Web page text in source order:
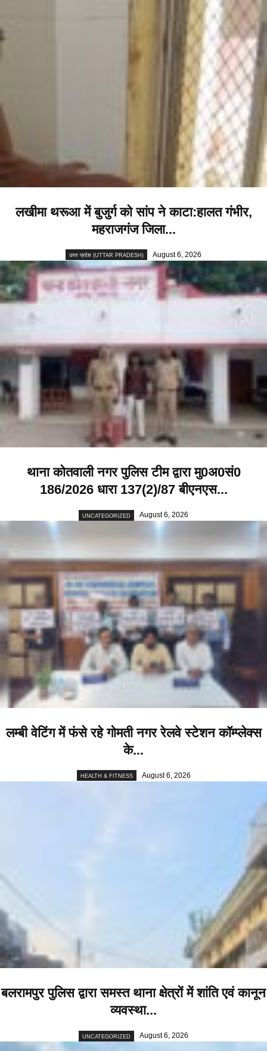
लखीमा थरूआ में बुजुर्ग को सांप ने काटा:हालत गंभीर,
महराजगंज जिला...
उत्तर प्रदेश (UTTAR PRADESH) August 6, 2026
थाना कोतवाली नगर पुलिस टीम द्वारा मु0अ0सं0
186/2026 धारा 137(2)/87 बीएनएस...
UNCATEGORIZED August 6, 2026
लम्बी वेटिंग में फंसे रहे गोमती नगर रेलवे स्टेशन कॉम्प्लेक्स
के...
HEALTH & FITNESS August 6, 2026
बलरामपुर पुलिस द्वारा समस्त थाना क्षेत्रों में शांति एवं कानून
व्यवस्था...
UNCATEGORIZED August 6, 2026